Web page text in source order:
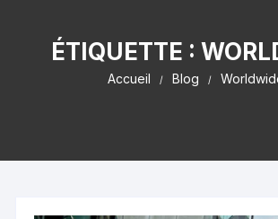
ÉTIQUETTE :
Accueil Blog